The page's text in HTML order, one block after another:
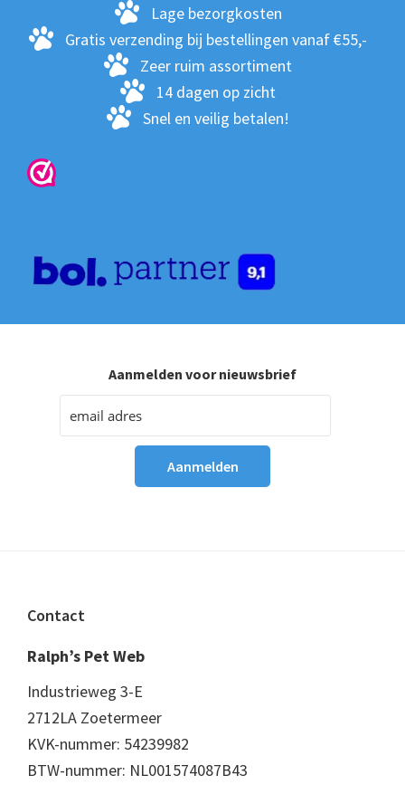
Lage bezorgkosten
Gratis verzending bij bestellingen vanaf €55,-
Zeer ruim assortiment
14 dagen op zicht
Snel en veilig betalen!
Aanmelden voor nieuwsbrief
Footer
Contact
Ralph’s Pet Web
Industrieweg 3-E
2712LA Zoetermeer
KVK-nummer: 54239982
BTW-nummer: NL001574087B43